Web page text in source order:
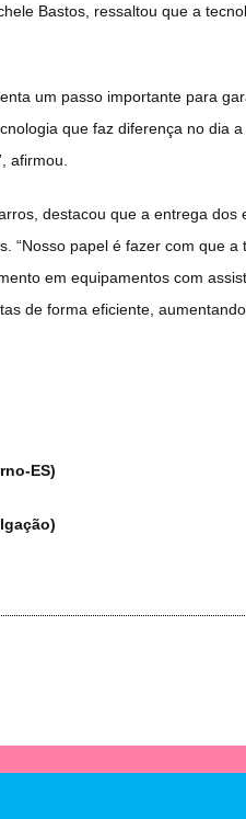
Bastos, ressaltou que a
um passo importante para
que faz diferença no dia
afirmou.
destacou que a entrega
“Nosso papel é fazer com que
em equipamentos com
de forma eficiente,
ES)